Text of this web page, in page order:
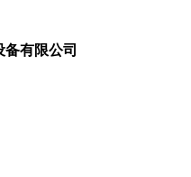
有限公司